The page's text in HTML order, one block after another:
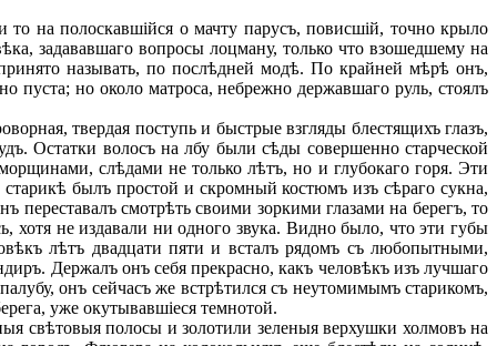
на полоскавшійся о мачту парусъ, повисшій, точно крыло
задававшаго вопросы лоцману, только что взошедшему на
называть, по послѣдней модѣ. По крайней мѣрѣ онъ,
пуста; но около матроса, небрежно державшаго руль, стоялъ
твердая поступь и быстрые взгляды блестящихъ глазъ,
Остатки волосъ на лбу были сѣды совершенно старческой
слѣдами не только лѣтъ, но и глубокаго горя. Эти
былъ простой и скромный костюмъ изъ сѣраго сукна,
переставалъ смотрѣть своими зоркими глазами на берегъ, то
не издавали ни одного звука. Видно было, что эти губы
лѣтъ двадцати пяти и всталъ рядомъ съ любопытными,
Держалъ онъ себя прекрасно, какъ человѣкъ изъ лучшаго
онъ сейчасъ же встрѣтился съ неутомимымъ старикомъ,
уже окутывавшіеся темнотой.
свѣтовыя полосы и золотили зеленыя верхушки холмовъ на